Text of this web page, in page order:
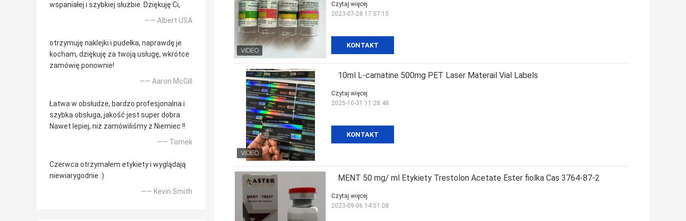
wspaniałej i szybkiej służbie. Dziękuję Ci,
—— Albert USA
otrzymuję naklejki i pudełka, naprawdę je
kocham, dziękuję za twoją usługę, wkrótce
zamówię ponownie!
—— Aaron McGill
Łatwa w obsłudze, bardzo profesjonalna i
szybka obsługa, jakość jest super dobra.
Nawet lepiej, niż zamówiliśmy z Niemiec !!
—— Tomek
Czerwca otrzymałem etykiety i wyglądają
niewiarygodnie :)
—— Kevin Smith
KONTAKT
Czytaj więcej
2023-07-28 17:57:15
10ml L-carnatine 500mg PET Laser Materail Vial Labels
KONTAKT
Czytaj więcej
2025-10-31 11:28:48
MENT 50 mg/ ml Etykiety Trestolon Acetate Ester fiolka Cas 3764-87-2
Czytaj więcej
2023-09-06 14:51:08